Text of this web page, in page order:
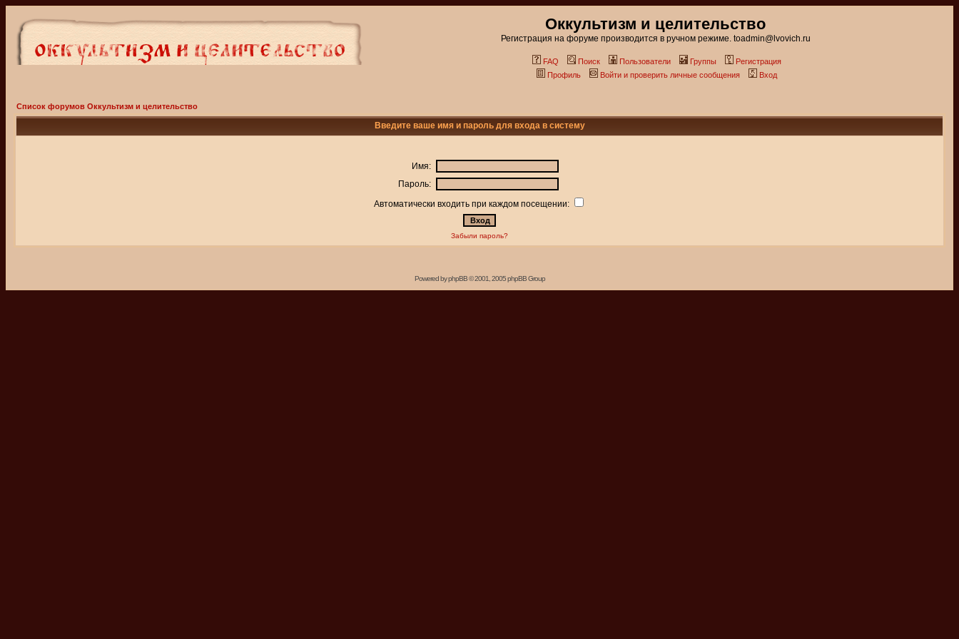
Оккультизм и целительство
Регистрация на форуме производится в ручном режиме. toadmin@lvovich.ru
FAQ Поиск Пользователи Группы
Регистрация
Профиль
Войти и проверить личные сообщения Вход
Список форумов Оккультизм и целительство
Введите ваше имя и пароль для входа в систему
Имя:
Пароль:
Автоматически входить при каждом посещении:
Забыли пароль?
Powered byphpBB© 2001, 2005 phpBB Group